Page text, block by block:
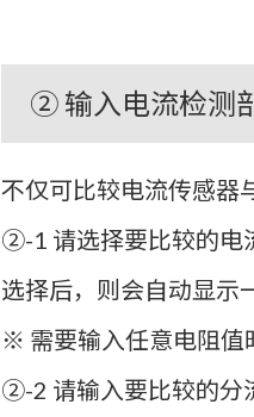
② 输入电流检测
不仅可比较电流传感器
②-1 请选择要比较的电
选择后，则会自动显示
※ 需要输入任意电阻
②-2 请输入要比较的分